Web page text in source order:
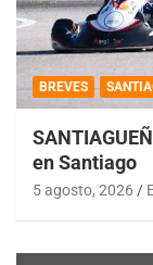
BREVES
en Santiago
5 agosto, 2026